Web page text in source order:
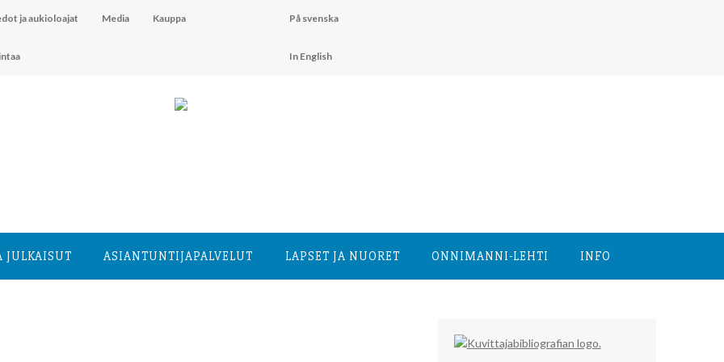
ja aukioloajat Media Kauppa På svenska
In English
JULKAISUT ASIANTUNTIJA­PALVELUT LAPSET JA NUORET ONNIMANNI-LEHTI INFO